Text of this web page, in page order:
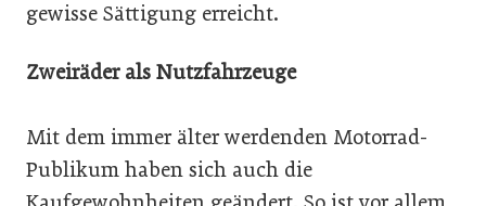
gewisse Sättigung erreicht.
Zweiräder als Nutzfahrzeuge
Mit dem immer älter werdenden Motorrad-
Publikum haben sich auch die